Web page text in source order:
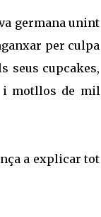
germana unint
per culpa
seus cupcakes,
i motllos de mil
a explicar tot